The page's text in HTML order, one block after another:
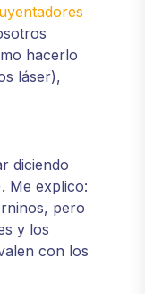
hacerlo
láser),
diciendo
Me explico:
pero
y los
con los